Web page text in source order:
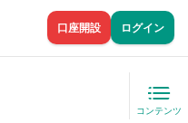
口座開設 ログイン
コンテンツ